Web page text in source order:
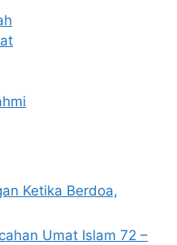
Ketika Berdoa,
Umat Islam 72 –